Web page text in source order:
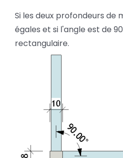
Si les deux profondeurs de
égales et si l'angle est de
rectangulaire.